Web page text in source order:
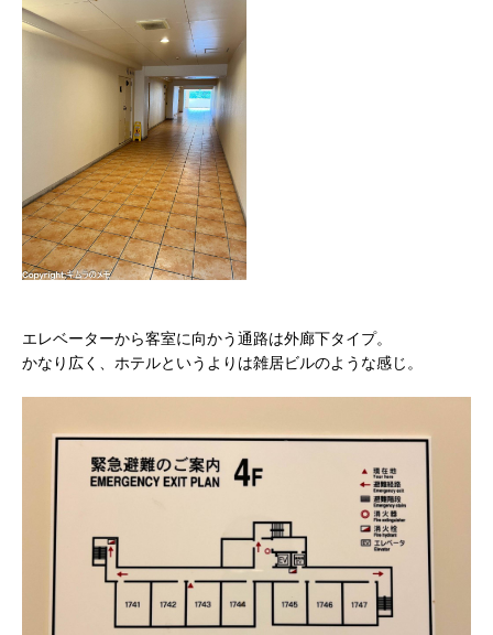
エレベーターから客室に向かう通路は外廊下タイプ。
かなり広く、ホテルというよりは雑居ビルのような感じ。